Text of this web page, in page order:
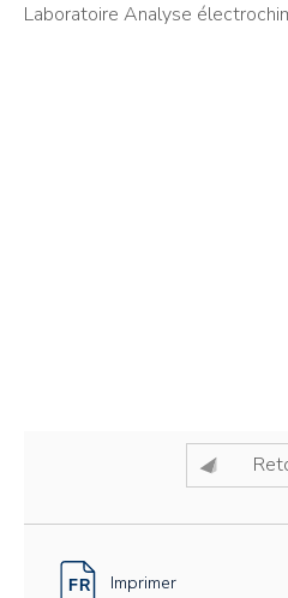
Laboratoire Analyse
Imprimer